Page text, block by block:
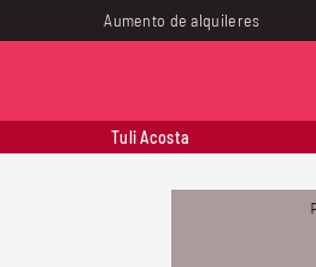
Aumento de alquileres
Tuli Acosta